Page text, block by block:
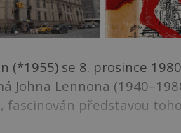
(*1955) se 8. prosince
Johna Lennona
fascinován představou